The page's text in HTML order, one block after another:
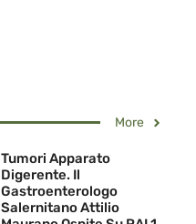
More
Tumori Apparato
Digerente. Il
Gastroenterologo
Salernitano Attilio